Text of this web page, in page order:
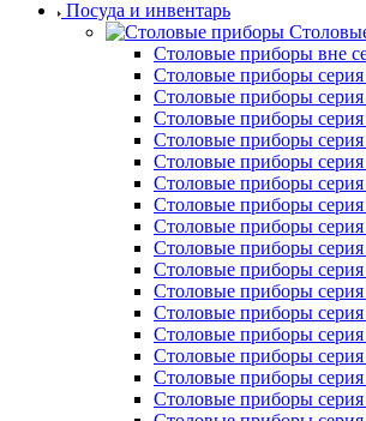
Посуда и инвентарь
Столовые приборы вне
Столовые приборы
Столовые приборы
Столовые приборы
Столовые приборы
Столовые приборы
Столовые приборы
Столовые приборы
Столовые приборы серия
Столовые приборы серия
Столовые приборы серия
Столовые приборы серия
Столовые приборы
Столовые приборы
Столовые приборы серия
Столовые приборы
Столовые приборы